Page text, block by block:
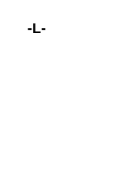
-L-